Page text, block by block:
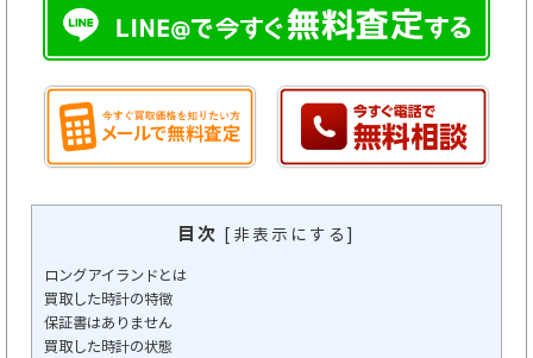
目次 [ 非表示にする]
ロングアイランドとは
買取した時計の特徴
保証書はありません
買取した時計の状態